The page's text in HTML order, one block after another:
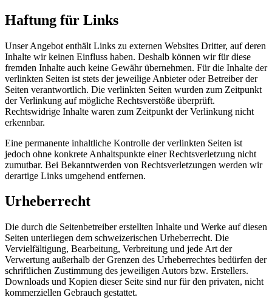
Haftung für Links
Unser Angebot enthält Links zu externen Websites Dritter, auf deren
Inhalte wir keinen Einfluss haben. Deshalb können wir für diese
fremden Inhalte auch keine Gewähr übernehmen. Für die Inhalte der
verlinkten Seiten ist stets der jeweilige Anbieter oder Betreiber der
Seiten verantwortlich. Die verlinkten Seiten wurden zum Zeitpunkt
der Verlinkung auf mögliche Rechtsverstöße überprüft.
Rechtswidrige Inhalte waren zum Zeitpunkt der Verlinkung nicht
erkennbar.
Eine permanente inhaltliche Kontrolle der verlinkten Seiten ist
jedoch ohne konkrete Anhaltspunkte einer Rechtsverletzung nicht
zumutbar. Bei Bekanntwerden von Rechtsverletzungen werden wir
derartige Links umgehend entfernen.
Urheberrecht
Die durch die Seitenbetreiber erstellten Inhalte und Werke auf diesen
Seiten unterliegen dem schweizerischen Urheberrecht. Die
Vervielfältigung, Bearbeitung, Verbreitung und jede Art der
Verwertung außerhalb der Grenzen des Urheberrechtes bedürfen der
schriftlichen Zustimmung des jeweiligen Autors bzw. Erstellers.
Downloads und Kopien dieser Seite sind nur für den privaten, nicht
kommerziellen Gebrauch gestattet.